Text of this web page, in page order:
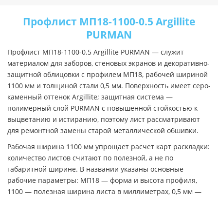
Профлист МП18-1100-0.5 Argillite
PURMAN
Профлист МП18-1100-0.5 Argillite PURMAN — служит
материалом для заборов, стеновых экранов и декоративно-
защитной облицовки с профилем МП18, рабочей шириной
1100 мм и толщиной стали 0,5 мм. Поверхность имеет серо-
каменный оттенок Argillite; защитная система —
полимерный слой PURMAN с повышенной стойкостью к
выцветанию и истиранию, поэтому лист рассматривают
для ремонтной замены старой металлической обшивки.
Рабочая ширина 1100 мм упрощает расчет карт раскладки:
количество листов считают по полезной, а не по
габаритной ширине. В названии указаны основные
рабочие параметры: МП18 — форма и высота профиля,
1100 — полезная ширина листа в миллиметрах, 0,5 мм —